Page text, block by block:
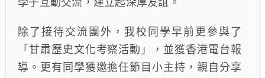
除了接待交流團外，我校同學早前更參與了
「甘肅歷史文化考察活動」，並獲香港電台報
導。更有同學獲邀擔任節目小主持，親自分享